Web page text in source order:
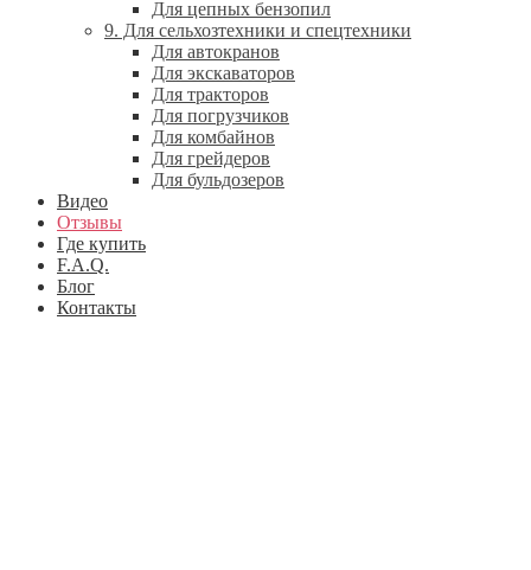
Для цепных бензопил
9. Для сельхозтехники и спецтехники
Для автокранов
Для экскаваторов
Для тракторов
Для погрузчиков
Для комбайнов
Для грейдеров
Для бульдозеров
Видео
Отзывы
Где купить
F.A.Q.
Блог
Контакты